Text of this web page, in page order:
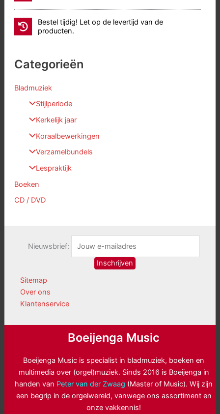
Bestel tijdig! Let op de levertijd van de
producten.
Categorieën
Bladmuziek
Stijlperiode
Kerkelijk jaar
Koraalbewerkingen
Verzamelbundels
Lespraktijk
Boeken
CD / DVD
Nieuwsbrief:
Sitemap
Over ons
Klantenservice
Boeijenga Music
Boeijenga Music is specialist in bladmuziek, boeken en
multimedia over (orgel)muziek. Sinds 2016 is Boeijenga in
handen van Peter van der Zwaag (Master of Music). Wij zijn
een begrip in de orgelwereld, vanwege ons assortiment en
onze vakkennis!